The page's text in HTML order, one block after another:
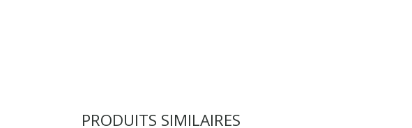
PRODUITS SIMILAIRES